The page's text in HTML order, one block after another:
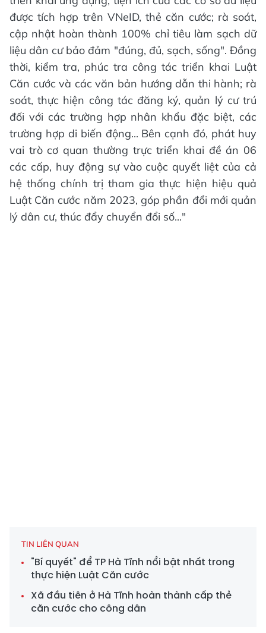
được tích hợp trên VNeID, thẻ căn cước; rà soát,
cập nhật hoàn thành 100% chỉ tiêu làm sạch dữ
liệu dân cư bảo đảm "đúng, đủ, sạch, sống". Đồng
thời, kiểm tra, phúc tra công tác triển khai Luật
Căn cước và các văn bản hướng dẫn thi hành; rà
soát, thực hiện công tác đăng ký, quản lý cư trú
đối với các trường hợp nhân khẩu đặc biệt, các
trường hợp di biến động... Bên cạnh đó, phát huy
vai trò cơ quan thường trực triển khai đề án 06
các cấp, huy động sự vào cuộc quyết liệt của cả
hệ thống chính trị tham gia thực hiện hiệu quả
Luật Căn cước năm 2023, góp phần đổi mới quản
lý dân cư, thúc đẩy chuyển đổi số..."
TIN LIÊN QUAN
"Bí quyết" để TP Hà Tĩnh nổi bật nhất trong
thực hiện Luật Căn cước
Xã đầu tiên ở Hà Tĩnh hoàn thành cấp thẻ
căn cước cho công dân